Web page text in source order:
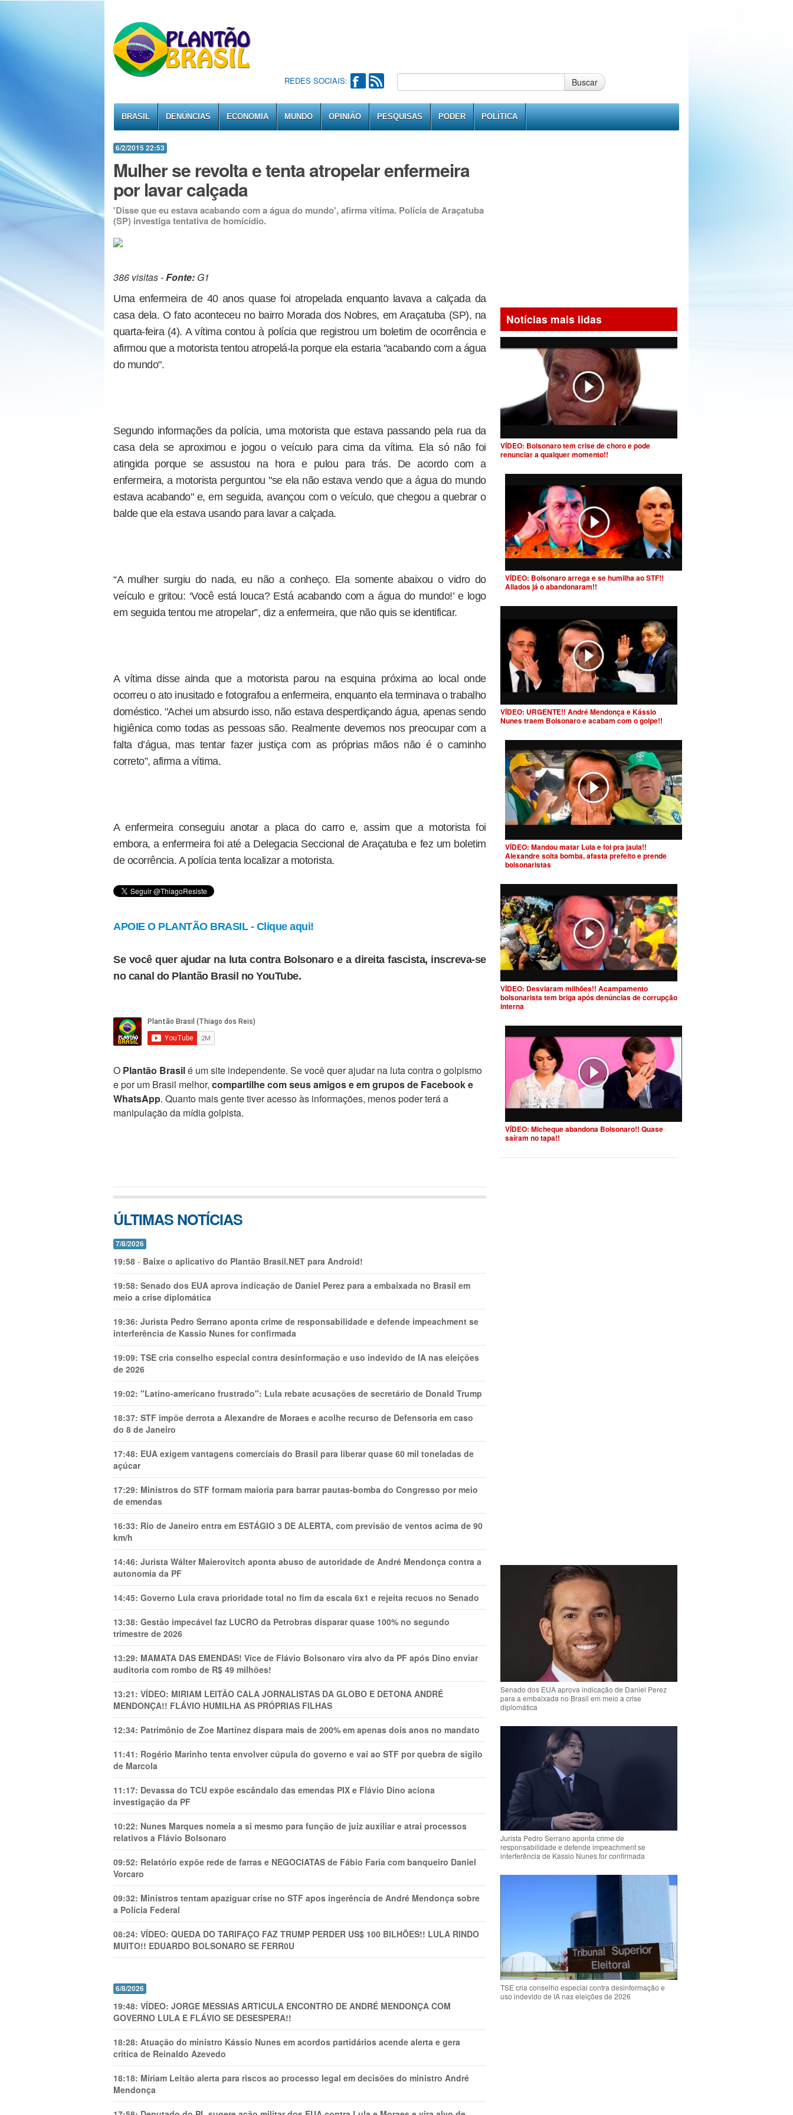
REDES SOCIAIS: Buscar
BRASIL DENÚNCIAS ECONOMIA MUNDO OPINIÃO PESQUISAS PODER POLÍTICA
6/2/2015 22:53
Mulher se revolta e tenta atropelar enfermeira
por lavar calçada
'Disse que eu estava acabando com a água do mundo', afirma vítima. Polícia de Araçatuba
(SP) investiga tentativa de homicídio.
386 visitas -Fonte: G1
Uma enfermeira de 40 anos quase foi atropelada enquanto lavava a calçada da
casa dela. O fato aconteceu no bairro Morada dos Nobres, em Araçatuba (SP), na
quarta-feira (4). A vítima contou à polícia que registrou um boletim de ocorrência e
afirmou que a motorista tentou atropelá-la porque ela estaria "acabando com a água
do mundo".
Segundo informações da polícia, uma motorista que estava passando pela rua da
casa dela se aproximou e jogou o veículo para cima da vítima. Ela só não foi
atingida porque se assustou na hora e pulou para trás. De acordo com a
enfermeira, a motorista perguntou "se ela não estava vendo que a água do mundo
estava acabando" e, em seguida, avançou com o veículo, que chegou a quebrar o
balde que ela estava usando para lavar a calçada.
“A mulher surgiu do nada, eu não a conheço. Ela somente abaixou o vidro do
veículo e gritou: ‘Você está louca? Está acabando com a água do mundo!’ e logo
em seguida tentou me atropelar”, diz a enfermeira, que não quis se identificar.
A vítima disse ainda que a motorista parou na esquina próxima ao local onde
ocorreu o ato inusitado e fotografou a enfermeira, enquanto ela terminava o trabalho
doméstico. "Achei um absurdo isso, não estava desperdiçando água, apenas sendo
higiênica como todas as pessoas são. Realmente devemos nos preocupar com a
falta d’água, mas tentar fazer justiça com as próprias mãos não é o caminho
correto”, afirma a vítima.
A enfermeira conseguiu anotar a placa do carro e, assim que a motorista foi
embora, a enfermeira foi até a Delegacia Seccional de Araçatuba e fez um boletim
de ocorrência. A polícia tenta localizar a motorista.
APOIE O PLANTÃO BRASIL - Clique aqui!
Se você quer ajudar na luta contra Bolsonaro e a direita fascista, inscreva-se
no canal do Plantão Brasil no YouTube.
O Plantão Brasilé um site independente. Se você quer ajudar na luta contra o golpismo
e por um Brasil melhor, compartilhe com seus amigos e em grupos de Facebook e
WhatsApp. Quanto mais gente tiver acesso às informações, menos poder terá a
manipulação da mídia golpista.
ÚLTIMAS NOTÍCIAS
7/8/2026
19:58 - Baixe o aplicativo do Plantão Brasil.NET para Android!
19:58: Senado dos EUA aprova indicação de Daniel Perez para a embaixada no Brasil em
meio a crise diplomática
19:36: Jurista Pedro Serrano aponta crime de responsabilidade e defende impeachment se
interferência de Kassio Nunes for confirmada
19:09: TSE cria conselho especial contra desinformação e uso indevido de IA nas eleições
de 2026
19:02: "Latino-americano frustrado": Lula rebate acusações de secretário de Donald Trump
18:37: STF impõe derrota a Alexandre de Moraes e acolhe recurso de Defensoria em caso
do 8 de Janeiro
17:48: EUA exigem vantagens comerciais do Brasil para liberar quase 60 mil toneladas de
açúcar
17:29: Ministros do STF formam maioria para barrar pautas-bomba do Congresso por meio
de emendas
16:33: Rio de Janeiro entra em ESTÁGIO 3 DE ALERTA, com previsão de ventos acima de 90
km/h
14:46: Jurista Wálter Maierovitch aponta abuso de autoridade de André Mendonça contra a
autonomia da PF
14:45: Governo Lula crava prioridade total no fim da escala 6x1 e rejeita recuos no Senado
13:38: Gestão impecável faz LUCRO da Petrobras disparar quase 100% no segundo
trimestre de 2026
13:29: MAMATA DAS EMENDAS! Vice de Flávio Bolsonaro vira alvo da PF após Dino enviar
auditoria com rombo de R$ 49 milhões!
13:21: VÍDEO: MIRIAM LEITÃO CALA JORNALISTAS DA GLOBO E DETONA ANDRÉ
MENDONÇA!! FLÁVIO HUMILHA AS PRÓPRIAS FILHAS
12:34: Patrimônio de Zoe Martínez dispara mais de 200% em apenas dois anos no mandato
11:41: Rogério Marinho tenta envolver cúpula do governo e vai ao STF por quebra de sigilo
de Marcola
11:17: Devassa do TCU expõe escândalo das emendas PIX e Flávio Dino aciona
investigação da PF
10:22: Nunes Marques nomeia a si mesmo para função de juiz auxiliar e atrai processos
relativos a Flávio Bolsonaro
09:52: Relatório expõe rede de farras e NEGOCIATAS de Fábio Faria com banqueiro Daniel
Vorcaro
09:32: Ministros tentam apaziguar crise no STF apos ingerência de André Mendonça sobre
a Polícia Federal
08:24: VÍDEO: QUEDA DO TARIFAÇO FAZ TRUMP PERDER US$ 100 BILHÕES!! LULA RINDO
MUITO!! EDUARDO BOLSONARO SE FERR0U
6/8/2026
19:48: VÍDEO: JORGE MESSIAS ARTICULA ENCONTRO DE ANDRÉ MENDONÇA COM
GOVERNO LULA E FLÁVIO SE DESESPERA!!
18:28: Atuação do ministro Kássio Nunes em acordos partidários acende alerta e gera
crítica de Reinaldo Azevedo
18:18: Míriam Leitão alerta para riscos ao processo legal em decisões do ministro André
Mendonça
Notícias mais lidas
VÍDEO: Bolsonaro tem crise de choro e pode
renunciar a qualquer momento!!
VÍDEO: Bolsonaro arrega e se humilha ao STF!!
Aliados já o abandonaram!!
VÍDEO: URGENTE!! André Mendonça e Kássio
Nunes traem Bolsonaro e acabam com o golpe!!
VÍDEO: Mandou matar Lula e foi pra jaula!!
Alexandre solta bomba, afasta prefeito e prende
bolsonaristas
VÍDEO: Desviaram milhões!! Acampamento
bolsonarista tem briga após denúncias de corrupção
interna
VÍDEO: Micheque abandona Bolsonaro!! Quase
saíram no tapa!!
Senado dos EUA aprova indicação de Daniel Perez
para a embaixada no Brasil em meio a crise
diplomática
Jurista Pedro Serrano aponta crime de
responsabilidade e defende impeachment se
interferência de Kassio Nunes for confirmada
TSE cria conselho especial contra desinformação e
uso indevido de IA nas eleições de 2026